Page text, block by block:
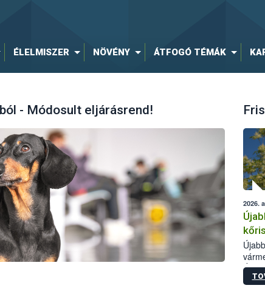
ÉLELMISZER NÖVÉNY ÁTFOGÓ TÉMÁK
- Módosult eljárásrend!
2026.